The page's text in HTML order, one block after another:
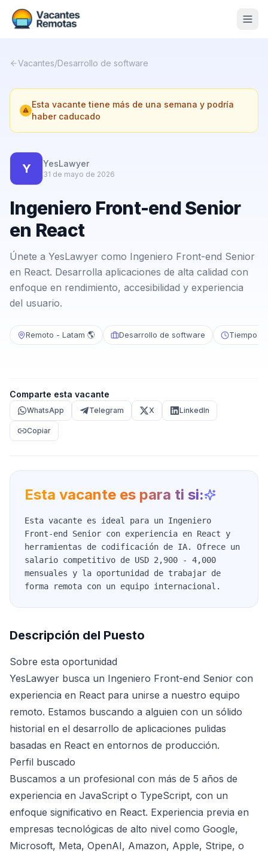
Nosotros
Contacto
Calculadora Freelance
Vacantes/Desarrollo de software
Esta vacante tiene más de una semana y podría
haber caducado
Y YesLawyer
31 de mayo de 2026
Ingeniero Front-end Senior
en React
Únete a YesLawyer como Ingeniero Front-end Senior
en React. Desarrolla aplicaciones de alta calidad con
enfoque en rendimiento, accesibilidad y experiencia
del usuario.
Remoto - Latam 🌎 Desarrollo de software Tiempo
Comparte esta vacante
WhatsApp Telegram X LinkedIn
Copiar
Esta vacante es para ti si:
Esta vacante es ideal para un Ingeniero
Front-end Senior con experiencia en React y
herramientas de codificación de IA. Ofrece un
salario competitivo de USD 2,900 - 4,000
mensuales y la oportunidad de trabajar de
forma remota con un equipo internacional.
Descripción del Puesto
Sobre esta oportunidad
YesLawyer busca un Ingeniero Front-end Senior con
experiencia en React para unirse a nuestro equipo
remoto. Estamos buscando a alguien con un sólido
historial en el desarrollo de aplicaciones pulidas
basadas en React en entornos de producción.
Perfil buscado
Buscamos a un profesional con más de 5 años de
experiencia en JavaScript o TypeScript, con un
enfoque significativo en React. Experiencia previa en
empresas tecnológicas de alto nivel como Google,
Microsoft, Meta, OpenAI, Amazon, Apple, Stripe, o